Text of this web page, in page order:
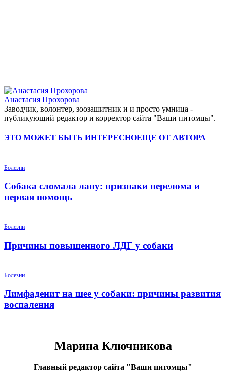
Анастасия Прохорова
Заводчик, волонтер, зоозашитник и и просто умница -
публикующий редактор и корректор сайта "Ваши питомцы".
ЭТО МОЖЕТ БЫТЬ ИНТЕРЕСНОЕЩЕ ОТ АВТОРА
Болезни
Собака сломала лапу: признаки перелома и
первая помощь
Болезни
Причины повышенного ЛДГ у собаки
Болезни
Лимфаденит на шее у собаки: причины развития
воспаления
Марина Ключникова
Главный редактор сайта "Ваши питомцы"